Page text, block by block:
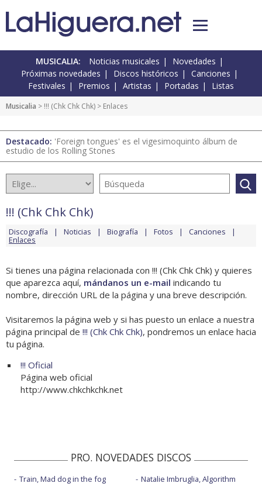
MUSICALIA: Noticias musicales
Novedades
Próximas novedades
Discos históricos
Canciones
Festivales
Premios Artistas Portadas Listas
Musicalia > !!! (Chk Chk Chk) > Enlaces
Destacado: 'Foreign tongues' es el vigesimoquinto álbum de
estudio de los Rolling Stones
!!! (Chk Chk Chk)
Discografía Noticias Biografía Fotos Canciones
Enlaces
Si tienes una página relacionada con !!! (Chk Chk Chk) y quieres
que aparezca aquí, mándanos un e-mail indicando tu
nombre, dirección URL de la página y una breve descripción.
Visitaremos la página web y si has puesto un enlace a nuestra
página principal de !!! (Chk Chk Chk), pondremos un enlace hacia
tu página.
!!! Oficial
Página web oficial
http://www.chkchkchk.net
PRO. NOVEDADES DISCOS
Train, Mad dog in the fog
Natalie Imbruglia, Algorithm